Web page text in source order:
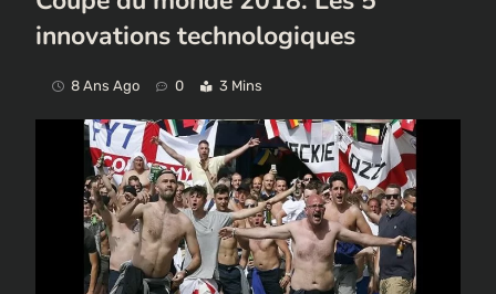
innovations technologiques
8 Ans Ago 0 3 Mins